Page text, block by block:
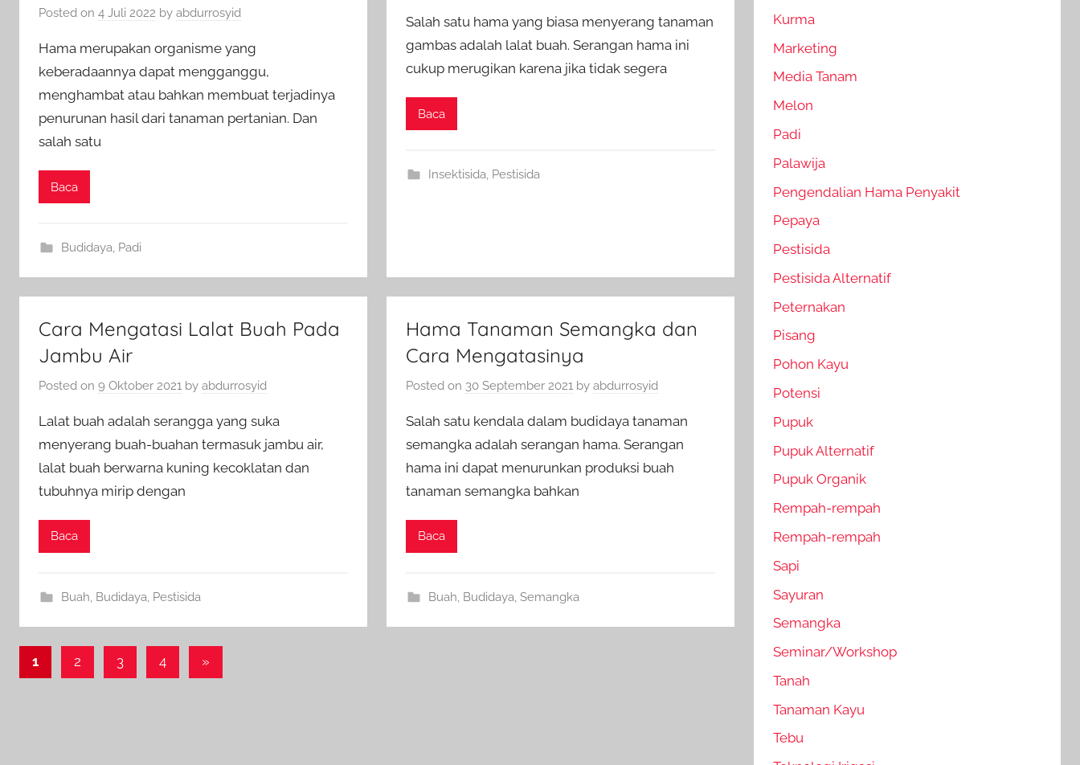
Posted on 4 Juli 2022 by abdurrosyid
Hama merupakan organisme yang
keberadaannya dapat mengganggu,
menghambat atau bahkan membuat terjadinya
penurunan hasil dari tanaman pertanian. Dan
salah satu
Baca
Budidaya, Padi
Salah satu hama yang biasa menyerang tanaman
gambas adalah lalat buah. Serangan hama ini
cukup merugikan karena jika tidak segera
Baca
Insektisida, Pestisida
Cara Mengatasi Lalat Buah Pada
Jambu Air
Posted on 9 Oktober 2021 by abdurrosyid
Lalat buah adalah serangga yang suka
menyerang buah-buahan termasuk jambu air,
lalat buah berwarna kuning kecoklatan dan
tubuhnya mirip dengan
Baca
Buah, Budidaya, Pestisida
Hama Tanaman Semangka dan
Cara Mengatasinya
Posted on 30 September 2021 byabdurrosyid
Salah satu kendala dalam budidaya tanaman
semangka adalah serangan hama. Serangan
hama ini dapat menurunkan produksi buah
tanaman semangka bahkan
Baca
Buah, Budidaya, Semangka
Paginasi
1 2 3 4
Next
»
Kurma
Marketing
Media Tanam
Melon
Padi
Palawija
Pengendalian Hama Penyakit
Pepaya
Pestisida
Pestisida Alternatif
Peternakan
Pisang
Pohon Kayu
Potensi
Pupuk
Pupuk Alternatif
Pupuk Organik
Rempah-rempah
Rempah-rempah
Sapi
Sayuran
Semangka
Seminar/Workshop
Tanah
Tanaman Kayu
Tebu